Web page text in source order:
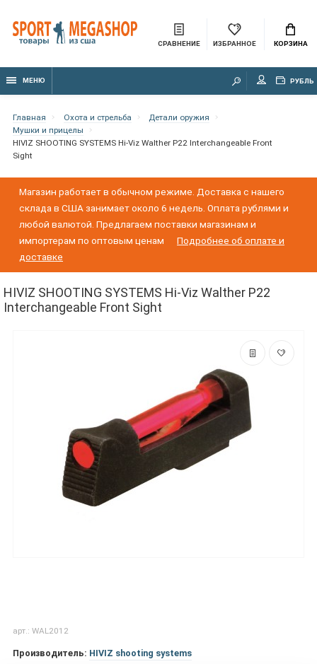
СРАВНЕНИЕ ИЗБРАННОЕ КОРЗИНА
МЕНЮ РУБЛЬ
Главная Охота и стрельба
Детали оружия
Мушки и прицелы
HIVIZ SHOOTING SYSTEMS Hi-Viz Walther P22 Interchangeable Front
Sight
Магазин работает в обычном режиме. Доставка с нашего
склада в США занимает около 6 недель. Оплата рублями и
любой валютой. Предлагаем поставки магазинам и
импортерам по оптовым ценам
Подробнее об оплате и
доставке
HIVIZ SHOOTING SYSTEMS Hi-Viz Walther P22
Interchangeable Front Sight
арт.: WAL2012
Производитель: HIVIZ shooting systems